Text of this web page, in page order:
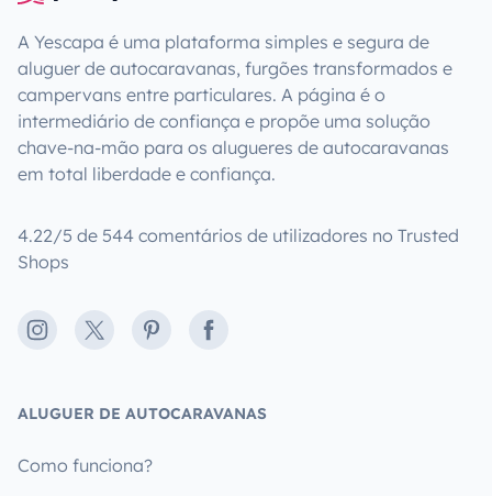
A Yescapa é uma plataforma simples e segura de
aluguer de autocaravanas, furgões transformados e
campervans entre particulares. A página é o
intermediário de confiança e propõe uma solução
chave-na-mão para os alugueres de autocaravanas
em total liberdade e confiança.
4.22/5 de 544 comentários de utilizadores no Trusted
Shops
Instagram
X PinterestFacebook
ALUGUER DE AUTOCARAVANAS
Como funciona?